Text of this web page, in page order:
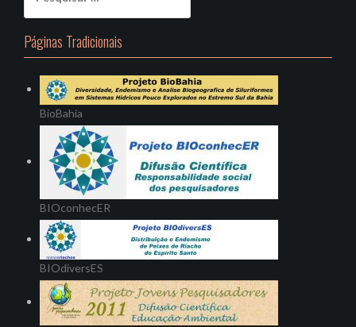
Páginas Tradicionais
BioBahia
BIOconhecER
BIOdiversES